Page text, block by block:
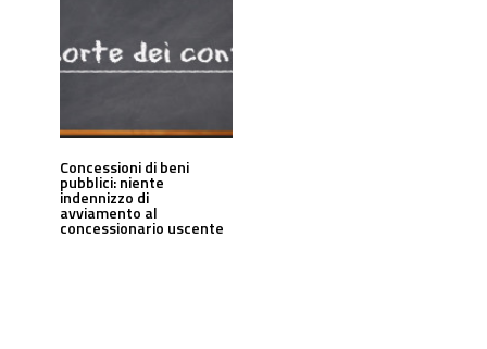
Concessioni di beni
pubblici: niente
indennizzo di
avviamento al
concessionario uscente